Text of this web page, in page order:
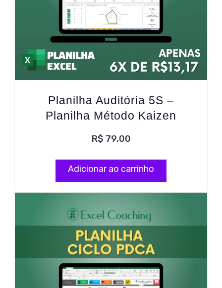
Planilha Auditória 5S –
Planilha Método Kaizen
R$ 79,00
Adicionar ao carrinho